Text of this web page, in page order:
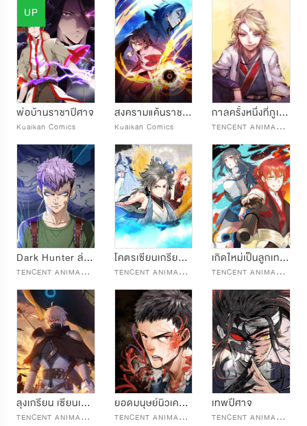
UP
พ่อบ้านราชาปีศาจ
Kuaikan Comics
สงครามแค้นราชาอมตะ
Kuaikan Comics
กาลครั้งหนึ่งที่ภูเขาหลิงเจี้ยน
T
ENCENT ANIMATION & COMICS
Dark Hunter ล่าแค้น ชำระเลือด
T
ENCENT ANIMATION & COMICS
โคตรเซียนเกรียนเกินวัย
T
ENCENT ANIMATION & COMICS
เกิดใหม่เป็นลูกเทพ พลังเมพอย่าบอกใคร
T
ENCENT ANIMATION & COMICS
ลุงเกรียน เซียนเทวะ
T
ENCENT ANIMATION & COMICS
ยอดมนุษย์นิวเคลียร์
T
ENCENT ANIMATION & COMICS
เทพปีศาจ
T
ENCENT ANIMATION & COMICS